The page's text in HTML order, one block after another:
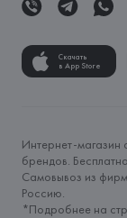
Скачать
в App Store
Интернет-
брендов.
Самовывоз из
Россию.
*Подробнее на